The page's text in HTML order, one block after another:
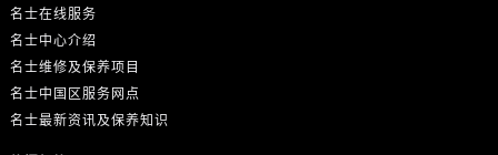
名士在线服务
名士中心介绍
名士维修及保养项目
名士中国区服务网点
名士最新资讯及保养知识